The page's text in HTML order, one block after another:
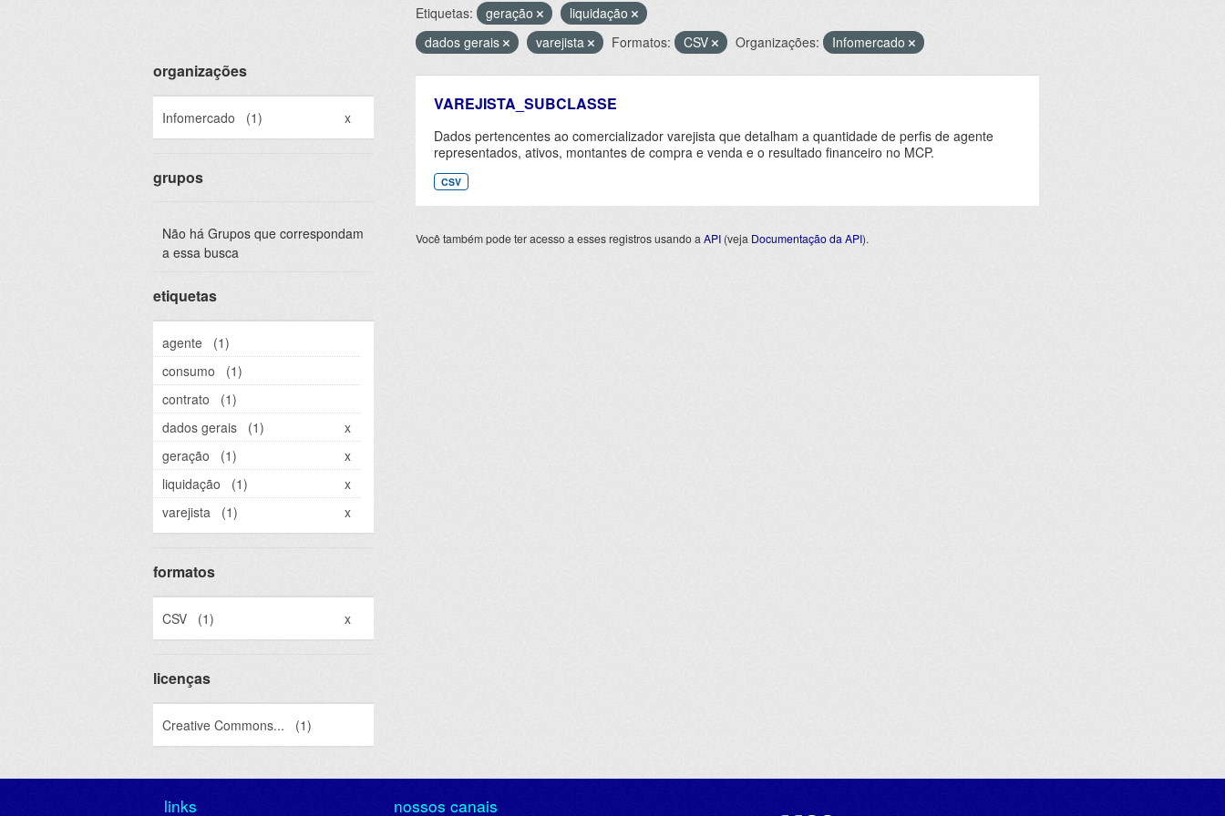
organizações
Infomercado (1) x
grupos
Não há Grupos que correspondam
a essa busca
etiquetas
agente
(1)
consumo
(1)
contrato
(1)
dados gerais
(1)
x
geração
(1)
x
liquidação
(1)
x
varejista
(1) x
formatos
CSV (1) x
licenças
Creative Commons... (1)
Etiquetas: geração
liquidação
dados gerais
varejista Formatos: CSV Organizações: Infomercado
VAREJISTA_SUBCLASSE
Dados pertencentes ao comercializador varejista que detalham a quantidade de perfis de agente
representados, ativos, montantes de compra e venda e o resultado financeiro no MCP.
CSV
Você também pode ter acesso a esses registros usando a API (veja Documentação da API).
links nossos canais